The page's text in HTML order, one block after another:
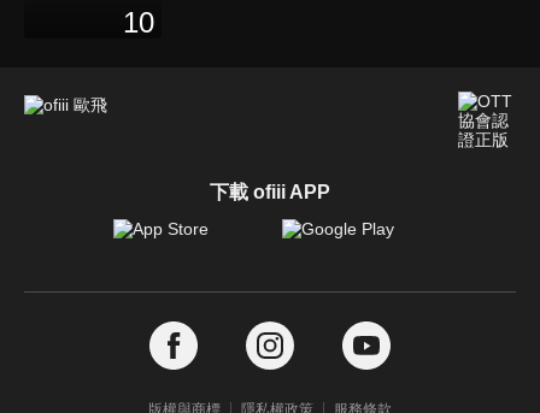
10
下載 ofiii APP
版權與商標 隱私權政策 服務條款